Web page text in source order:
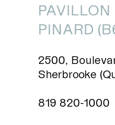
PAVILLON
PINARD
2500,
Sherbrooke
819 820-1000